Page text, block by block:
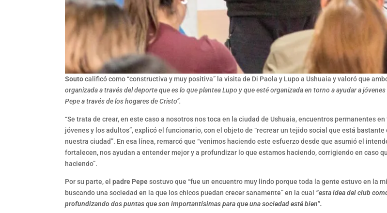
Soutocalificó como “constructiva y muy positiva” la visita de Di Paola y Lupo a Ushuaia y valoró que
organizada a través del deporte que es lo que plantea Lupo y que esté organizada en torno a ayudar a
Pepe a través de los hogares de Cristo”.
“Se trata de crear, en este caso a nosotros nos toca en la ciudad de Ushuaia, encuentros permanentes
jóvenes y los adultos”, explicó el funcionario, con el objeto de “recrear un tejido social que está
nuestra ciudad”. En esa línea, remarcó que “venimos haciendo este esfuerzo desde que asumió el
fortalecen, nos ayudan a entender mejor y a profundizar lo que estamos haciendo, corrigiendo en caso
haciendo”.
Por su parte, elpadre Pepesostuvo que “fue un encuentro muy lindo porque toda la gente estuvo en la
buscando una sociedad en la que los chicos puedan crecer sanamente” en la cual “esta idea del club
profundizando dos puntas que son importantísimas para que una sociedad esté bien”.